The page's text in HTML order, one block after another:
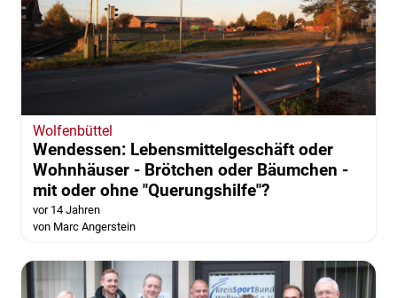
Wolfenbüttel
Wendessen: Lebensmittelgeschäft oder
Wohnhäuser - Brötchen oder Bäumchen -
mit oder ohne "Querungshilfe"?
vor 14 Jahren
von Marc Angerstein